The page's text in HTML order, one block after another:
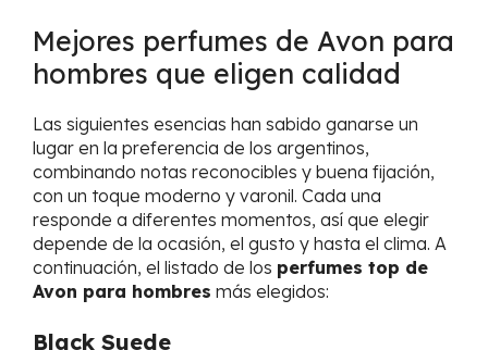
Mejores perfumes de Avon para
hombres que eligen calidad
Las siguientes esencias han sabido ganarse un
lugar en la preferencia de los argentinos,
combinando notas reconocibles y buena fijación,
con un toque moderno y varonil. Cada una
responde a diferentes momentos, así que elegir
depende de la ocasión, el gusto y hasta el clima. A
continuación, el listado de los perfumes top de
Avon para hombres más elegidos:
Black Suede